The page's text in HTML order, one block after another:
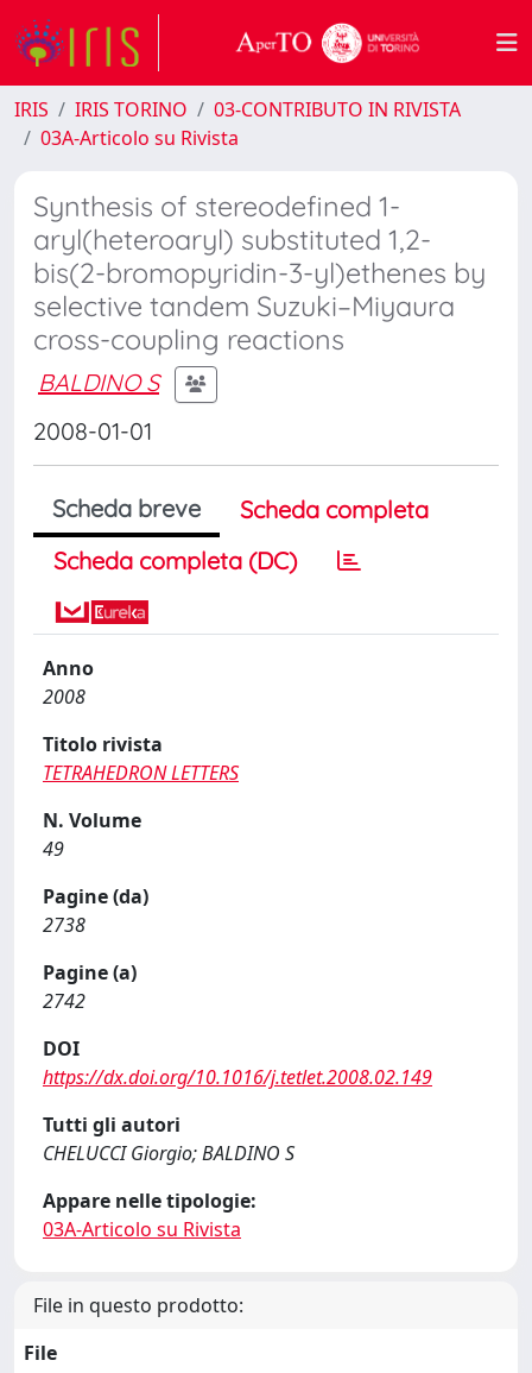
IRIS IRIS TORINO
03-CONTRIBUTO IN RIVISTA
03A-Articolo su Rivista
Synthesis of stereodefined 1-
aryl(heteroaryl) substituted 1,2-
bis(2-bromopyridin-3-yl)ethenes by
selective tandem Suzuki–Miyaura
cross-coupling reactions
BALDINO S
2008-01-01
Scheda breve
Scheda completa
Scheda completa (DC)
Anno
2008
Titolo rivista
TETRAHEDRON LETTERS
N. Volume
49
Pagine (da)
2738
Pagine (a)
2742
DOI
https://dx.doi.org/10.1016/j.tetlet.2008.02.149
Tutti gli autori
CHELUCCI Giorgio; BALDINO S
Appare nelle tipologie:
03A-Articolo su Rivista
File in questo prodotto:
File